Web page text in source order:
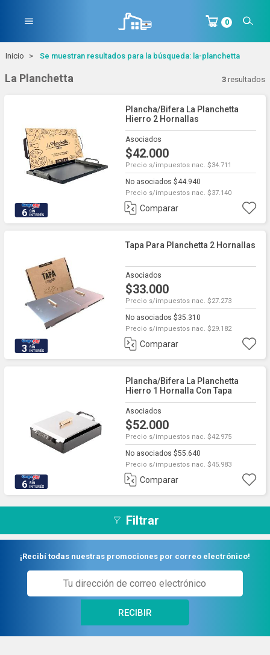
menu 0
Inicio Se muestran resultados para la búsqueda: la-planchetta
La Planchetta 3 resultados
6
Plancha/bifera La Planchetta
Hierro 2 Hornallas
Asociados
$42.000
Precio s/impuestos nac. $34.711
No asociados $44.940
Precio s/impuestos nac. $37.140
Comparar
3
Tapa Para Planchetta 2 Hornallas
Asociados
$33.000
Precio s/impuestos nac. $27.273
No asociados $35.310
Precio s/impuestos nac. $29.182
Comparar
6
Plancha/bifera La Planchetta
Hierro 1 Hornalla Con Tapa
Asociados
$52.000
Precio s/impuestos nac. $42.975
No asociados $55.640
Precio s/impuestos nac. $45.983
Comparar
Filtrar
¡Recibí todas nuestras promociones por correo electrónico!
RECIBIR